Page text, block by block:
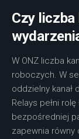
Czy liczba
W ONZ liczba
roboczych. W
oddzielny kanał
Relays pełni
bezpośredniej
zapewnia równy